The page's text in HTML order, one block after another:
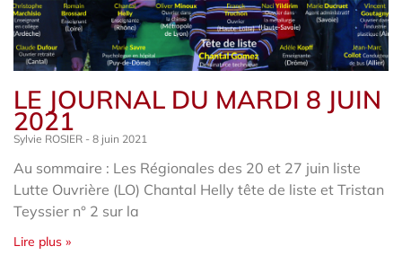
LE JOURNAL DU MARDI 8 JUIN
2021
Sylvie ROSIER 8 juin 2021
Au sommaire : Les Régionales des 20 et 27 juin liste
Lutte Ouvrière (LO) Chantal Helly tête de liste et Tristan
Teyssier n° 2 sur la
Lire plus »